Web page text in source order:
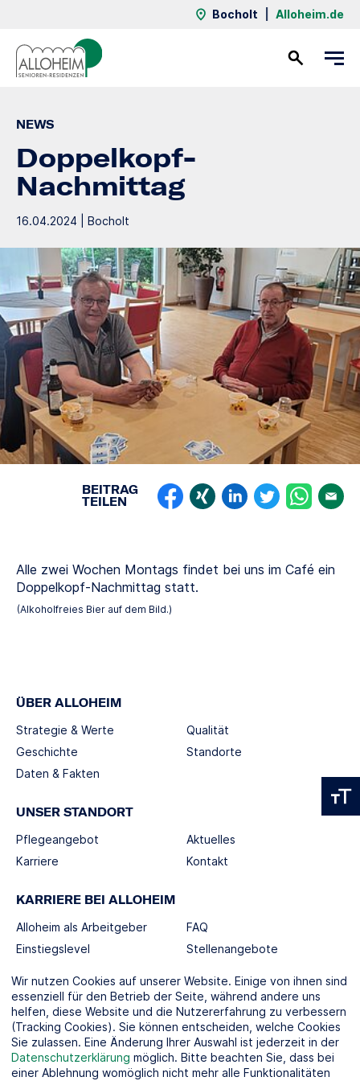
Bocholt Alloheim.de
NEWS
Doppelkopf-
Nachmittag
16.04.2024 | Bocholt
BEITRAG
TEILEN
Alle zwei Wochen Montags findet bei uns im Café ein
Doppelkopf-Nachmittag statt.
(Alkoholfreies Bier auf dem Bild.)
ÜBER ALLOHEIM
Strategie & Werte
Geschichte
Daten & Fakten
Qualität
Standorte
UNSER STANDORT
Pflegeangebot
Karriere
Aktuelles
Kontakt
KARRIERE BEI ALLOHEIM
Alloheim als Arbeitgeber
Einstiegslevel
FAQ
Stellenangebote
SOCIAL MEDIA
Wir nutzen Cookies auf unserer Website. Einige von ihnen sind
essenziell für den Betrieb der Seite, während andere uns
helfen, diese Website und die Nutzererfahrung zu verbessern
(Tracking Cookies). Sie können entscheiden, welche Cookies
Sie zulassen. Eine Änderung Ihrer Auswahl ist jederzeit in der
Datenschutzerklärung möglich. Bitte beachten Sie, dass bei
einer Ablehnung womöglich nicht mehr alle Funktionalitäten